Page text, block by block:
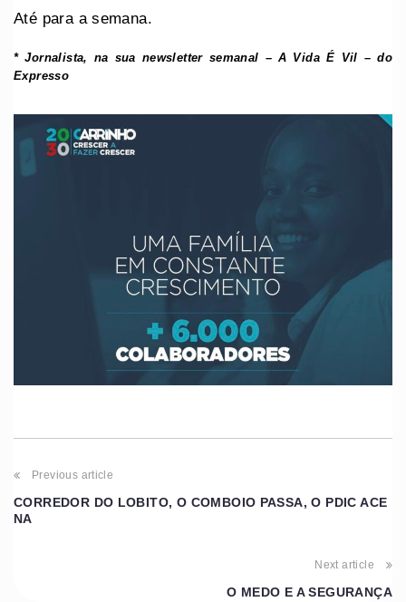
Até para a semana.
* Jornalista, na sua newsletter semanal – A Vida É Vil – do
Expresso
Previous article
CORREDOR DO LOBITO, O COMBOIO PASSA, O PDIC ACE
NA
Next article
O MEDO E A SEGURANÇA